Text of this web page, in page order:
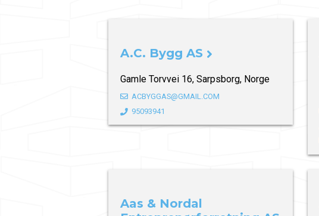
A.C. Bygg AS
Gamle Torvvei 16, Sarpsborg, Norge
ACBYGGAS@GMAIL.COM
95093941
Aas & Nordal